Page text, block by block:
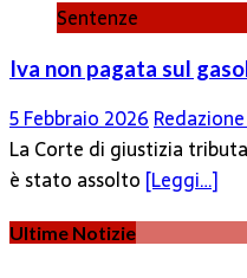
Sentenze
Iva non pagata sul
5 Febbraio 2026
La Corte di giustizia
è stato assolto [Leggi…]
Ultime Notizie